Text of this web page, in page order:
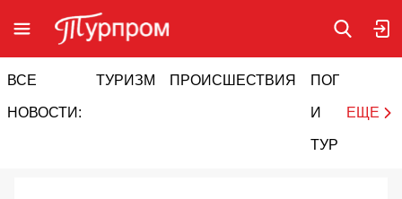
ВСЕ
НОВОСТИ:
ТУРИЗМ ПРОИСШЕСТВИЯ ПОГОДА
И
ТУРИЗМ
ЕЩЕ